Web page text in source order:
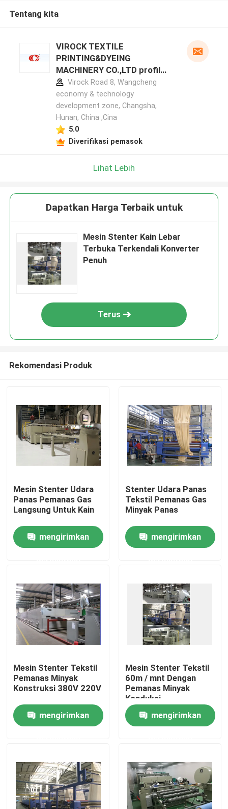
Rumah
Produk
Tur Pabrik
Kontrol kualitas
Hubungi kami
Berita
Mesin Finishing Stenter
Pengaturan Heat Stenter
Tentang kita
VIROCK TEXTILE
PRINTING&DYEING
MACHINERY CO.,LTD profil
pabrikan
Virock Road 8, Wangcheng
economy & technology
development zone, Changsha,
Hunan, China ,Cina
5.0
Diverifikasi pemasok
Lihat Lebih
Dapatkan Harga Terbaik untuk
Mesin Stenter Kain Lebar
Terbuka Terkendali Konverter
Penuh
Terus
Rekomendasi Produk
Mesin Stenter Udara
Panas Pemanas Gas
Langsung Untuk Kain
mengirimkan
Stenter Udara Panas
Tekstil Pemanas Gas
Minyak Panas
mengirimkan
Mesin Stenter Tekstil
Pemanas Minyak
Konstruksi 380V 220V
mengirimkan
Mesin Stenter Tekstil
60m / mnt Dengan
Pemanas Minyak
Konduksi
mengirimkan